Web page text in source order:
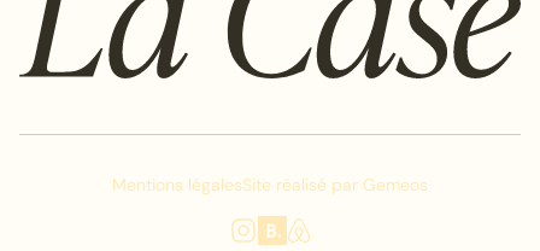
Mentions légalesSite réalisé par Gemeos